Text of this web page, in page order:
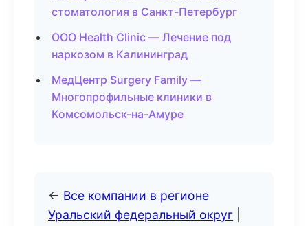
стоматология в Санкт-Петербург
ООО Health Clinic — Лечение под
наркозом в Калининград
МедЦентр Surgery Family —
Многопрофильные клиники в
Комсомольск-на-Амуре
← Все компании в регионе
Уральский федеральный округ